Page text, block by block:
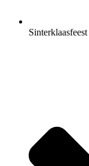
Sinterklaasfeest